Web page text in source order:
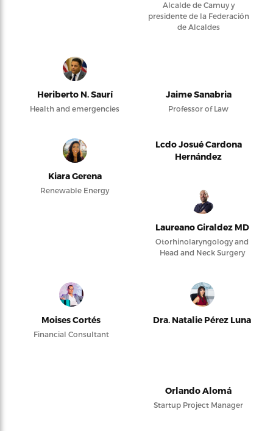
Alcalde de Camuy y
presidente de la Federación
de Alcaldes
Heriberto N. Saurí
Health and emergencies
Jaime Sanabria
Professor of Law
Kiara Gerena
Renewable Energy
Lcdo Josué Cardona
Hernández
Laureano Giraldez MD
Otorhinolaryngology and
Head and Neck Surgery
Moises Cortés
Financial Consultant
Dra. Natalie Pérez Luna
Orlando Alomá
Startup Project Manager